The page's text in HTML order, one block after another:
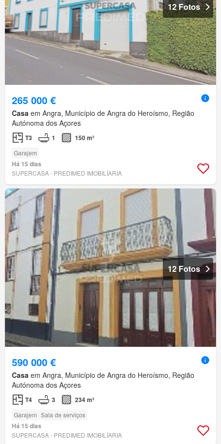
12 Fotos
265 000 €
Casa em Angra, Município de Angra do Heroísmo, Região
Autónoma dos Açores
T3 1 150 m²
Garajem
Há 15 dias
SUPERCASA - PREDIMED IMOBILÍARIA
12 Fotos
590 000 €
Casa em Angra, Município de Angra do Heroísmo, Região
Autónoma dos Açores
T4 3 234 m²
Garajem Sala de serviços
Há 15 dias
SUPERCASA - PREDIMED IMOBILÍARIA